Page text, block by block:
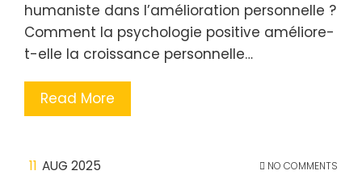
humaniste dans l’amélioration personnelle ?
Comment la psychologie positive améliore-
t-elle la croissance personnelle…
Read More
11 AUG 2025 NO COMMENTS